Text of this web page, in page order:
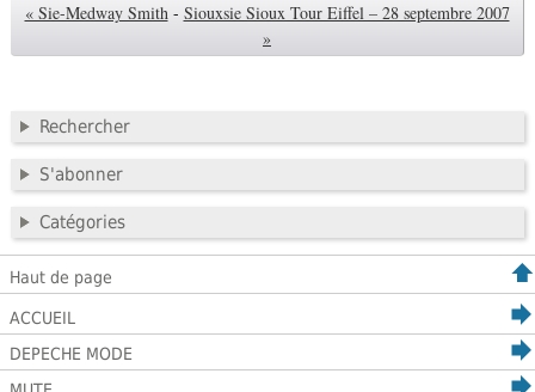
« Sie-Medway Smith - Siouxsie Sioux Tour Eiffel – 28 septembre 2007
»
Rechercher
S'abonner
Catégories
Haut de page
ACCUEIL
DEPECHE MODE